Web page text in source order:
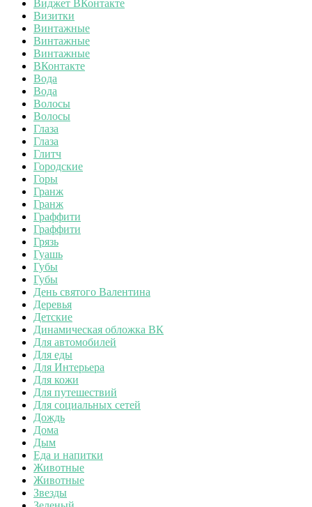
Виджет ВКонтакте
Визитки
Винтажные
Винтажные
Винтажные
ВКонтакте
Вода
Вода
Волосы
Волосы
Глаза
Глаза
Глитч
Городские
Горы
Гранж
Гранж
Граффити
Граффити
Грязь
Гуашь
Губы
Губы
День святого Валентина
Деревья
Детские
Динамическая обложка ВК
Для автомобилей
Для еды
Для Интерьера
Для кожи
Для путешествий
Для социальных сетей
Дождь
Дома
Дым
Еда и напитки
Животные
Животные
Звезды